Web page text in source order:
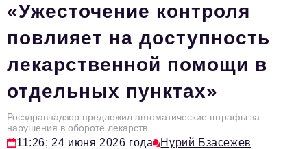
Цитаты
Аналитика
Главное
Интервью
Сделано в России
Право
«Ужесточение контроля
повлияет на доступность
лекарственной помощи в
отдельных пунктах»
Росздравнадзор предложил автоматические штрафы за
нарушения в обороте лекарств
11:26; 24 июня 2026 года Нурий Бзасежев